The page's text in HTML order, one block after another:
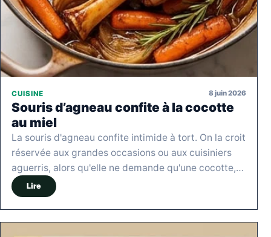
CUISINE 8 juin 2026
Souris d’agneau confite à la cocotte
au miel
La souris d'agneau confite intimide à tort. On la croit
réservée aux grandes occasions ou aux cuisiniers
aguerris, alors qu'elle ne demande qu'une cocotte,…
Lire